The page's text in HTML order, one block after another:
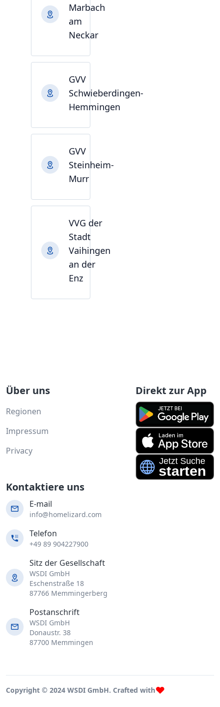
Marbach
am
Neckar
GVV
Schwieberdingen-
Hemmingen
GVV
Steinheim-
Murr
VVG der
Stadt
Vaihingen
an der
Enz
Über uns
Regionen
Impressum
Privacy
Direkt zur App
Kontaktiere uns
E-mail
info@homelizard.com
Telefon
+49 89 904227900
Sitz der Gesellschaft
WSDI GmbH
Eschenstraße 18
87766 Memmingerberg
Postanschrift
WSDI GmbH
Donaustr. 38
87700 Memmingen
Copyright © 2024 WSDI GmbH. Crafted with